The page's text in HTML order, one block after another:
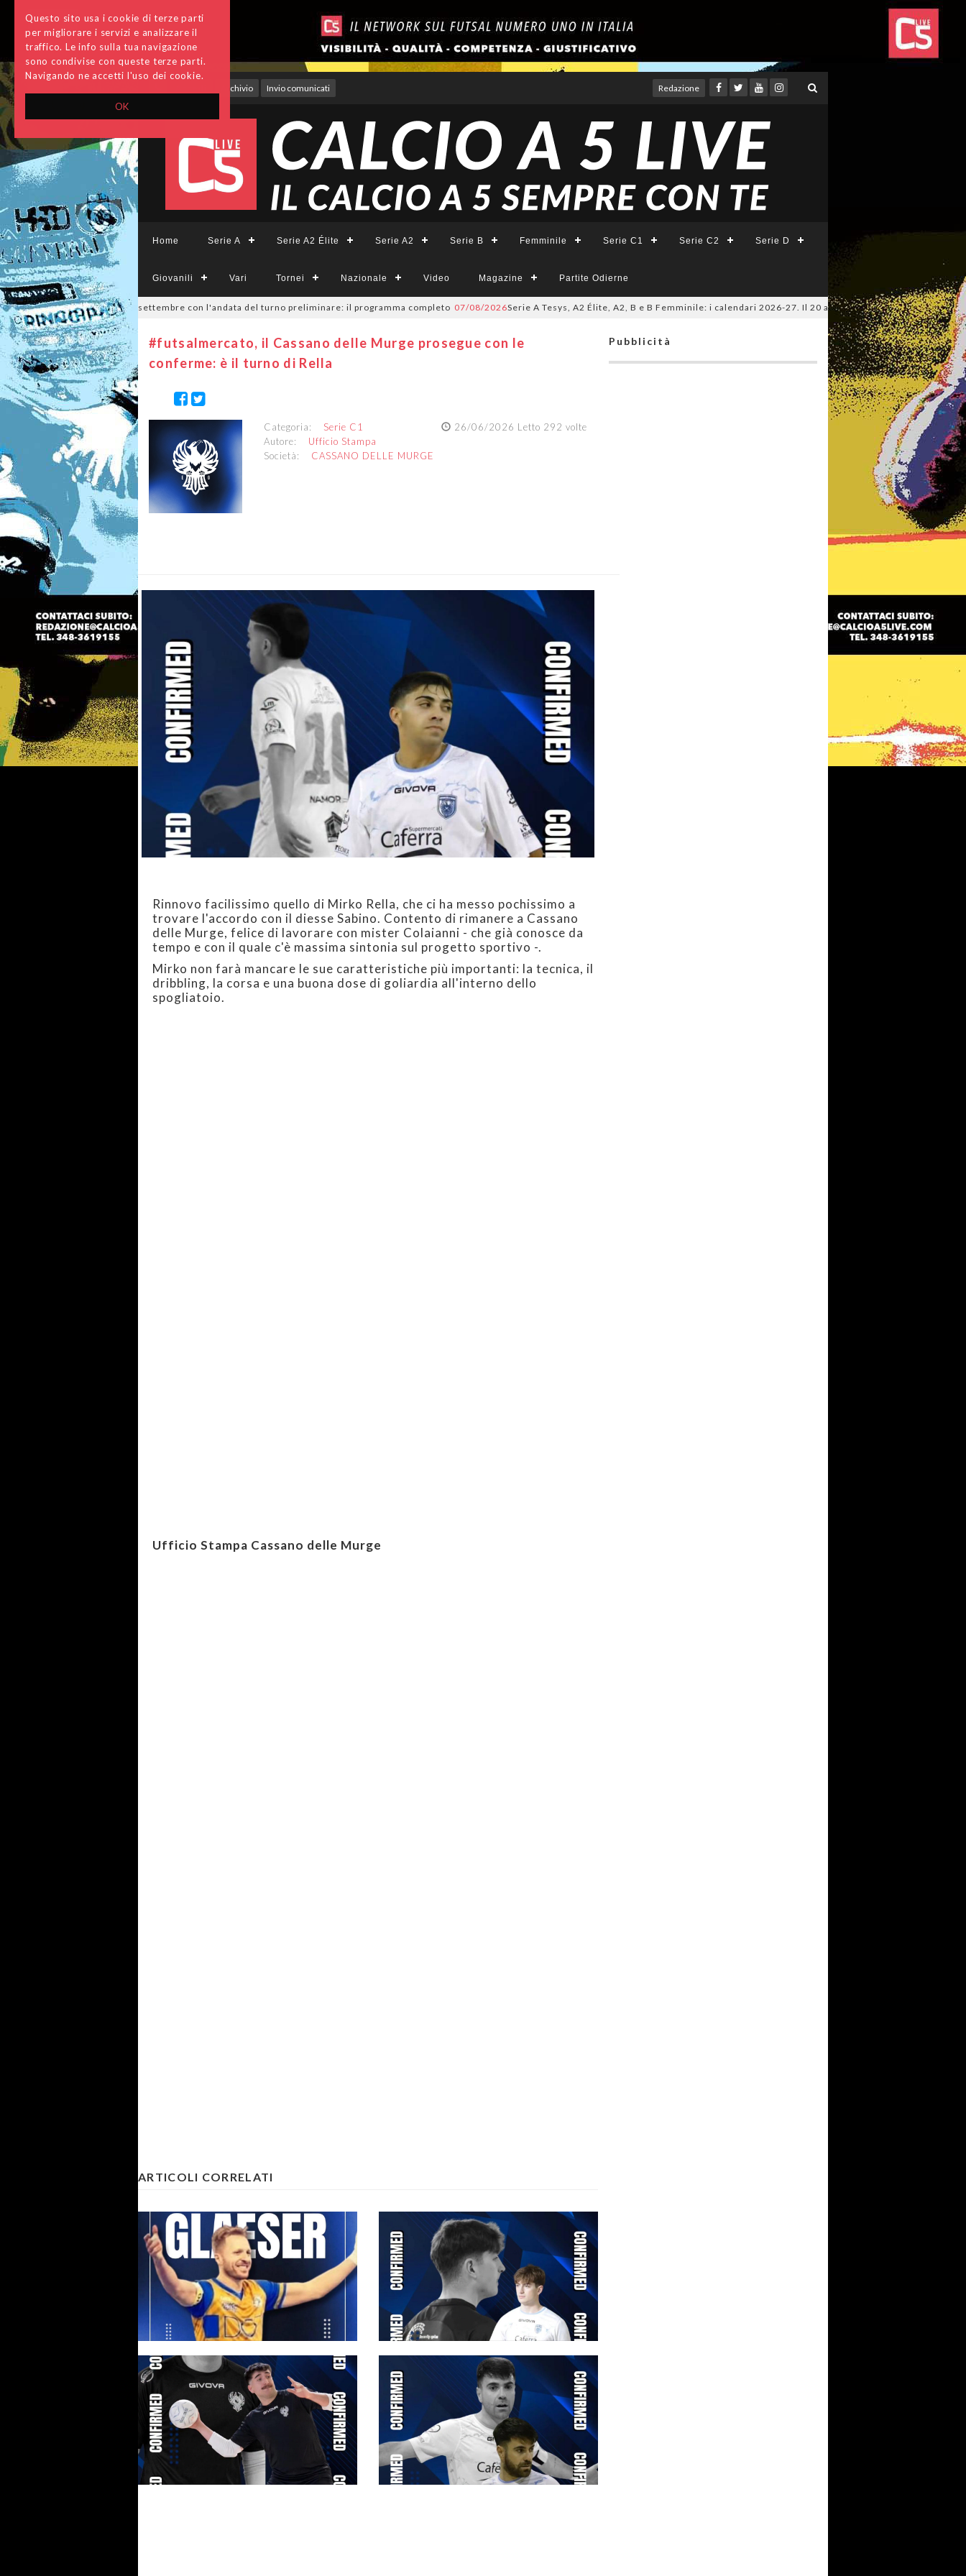
OK
Questo sito usa i cookie di terze parti
per migliorare i servizi e analizzare il
traffico. Le info sulla tua navigazione
sono condivise con queste terze parti.
Navigando ne accetti l'uso dei cookie.
Archivio Invio comunicati Redazione
Home Serie A Serie A2 Élite Serie A2 Serie B Femminile Serie C1 Serie C2 Serie D
Giovanili Vari Tornei Nazionale Video Magazine Partite Odierne
si parte il 19 settembre con l'andata del turno preliminare: il programma completo 07/08/2026Serie A Tesys, A2 Élite, A2, B e B Femminile: i calendari 2026-27. Il 20 agosto la presentazione della Serie A
#futsalmercato, il Cassano delle Murge prosegue con le
conferme: è il turno di Rella
26/06/2026 Letto 292 volte
Categoria: Serie C1
Autore: Ufficio Stampa
Società: CASSANO DELLE MURGE
Rinnovo facilissimo quello di Mirko Rella, che ci ha messo pochissimo a
trovare l'accordo con il diesse Sabino. Contento di rimanere a Cassano
delle Murge, felice di lavorare con mister Colaianni - che già conosce da
tempo e con il quale c'è massima sintonia sul progetto sportivo -.
Mirko non farà mancare le sue caratteristiche più importanti: la tecnica, il
dribbling, la corsa e una buona dose di goliardia all'interno dello
spogliatoio.
Ufficio Stampa Cassano delle Murge
ARTICOLI CORRELATI
Il Cassano delle Murge chiude il
#futsalmercato in bellezza:
#futsalmercato, Cassano delle
Murge: tre giovani aggregati in
prima squadra
Pubblicità